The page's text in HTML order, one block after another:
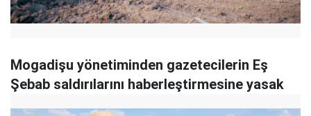
Mogadişu yönetiminden gazetecilerin Eş
Şebab saldırılarını haberleştirmesine yasak